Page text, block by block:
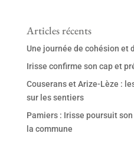
Articles récents
Une journée de cohésion et
Irisse confirme son cap et
Couserans et Arize-Lèze :
sur les sentiers
Pamiers : Irisse poursuit
la commune